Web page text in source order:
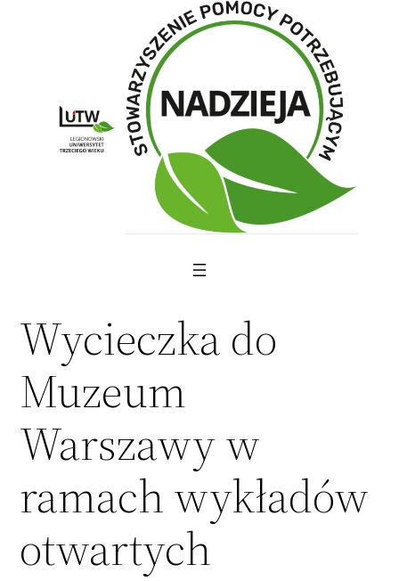
Wycieczka do
Muzeum
Warszawy w
ramach wykładów
otwartych